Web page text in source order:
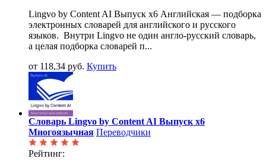
Lingvo by Content AI Выпуск x6 Английская — подборка
электронных словарей для английского и русского
языков. Внутри Lingvo не один англо-русский словарь,
а целая подборка словарей п...
от 118,34 руб. Купить
Словарь Lingvo by Content AI Выпуск x6
Многоязычная Переводчики
Рейтинг: